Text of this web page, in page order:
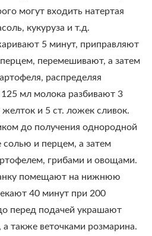
могут входить натертая
кукуруза и т.д.
5 минут, приправляют
перемешивают, а затем
распределяя
мл молока разбивают 3
и 5 ст. ложек сливок.
до получения однородной
и перцем, а затем
грибами и овощами.
помещают на нижнюю
40 минут при 200
перед подачей украшают
также веточками розмарина.